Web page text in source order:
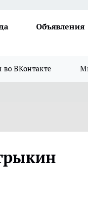
Объявления
ВКонтакте